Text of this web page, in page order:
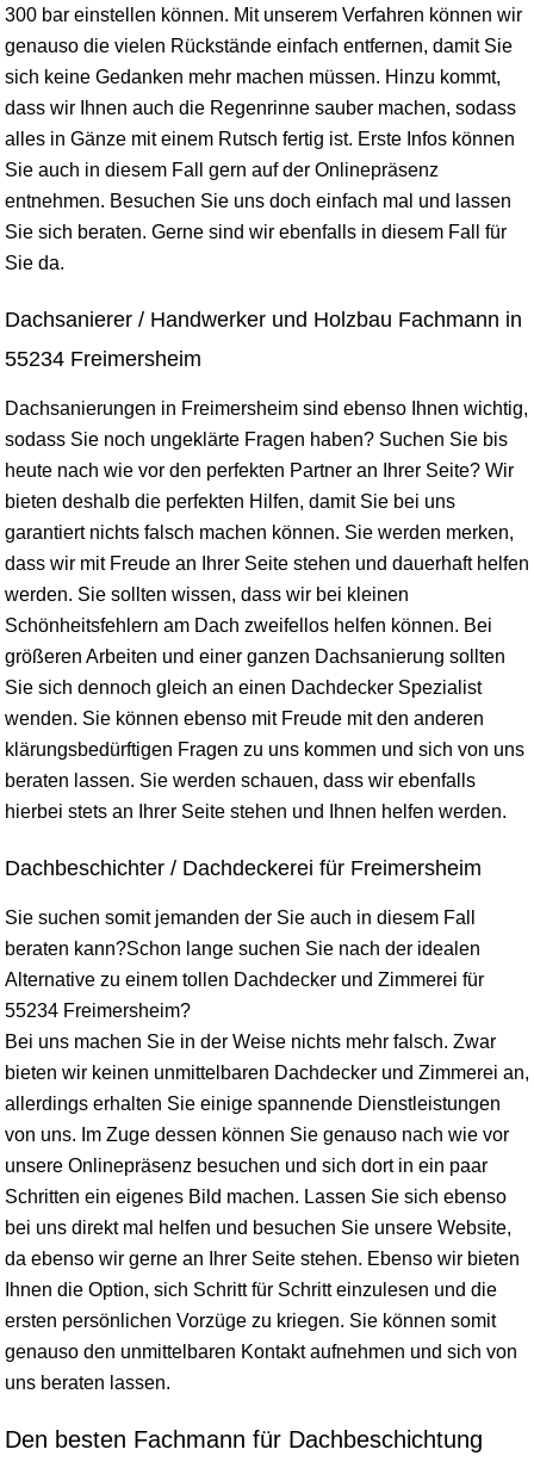
300 bar einstellen können. Mit unserem Verfahren können wir
genauso die vielen Rückstände einfach entfernen, damit Sie
sich keine Gedanken mehr machen müssen. Hinzu kommt,
dass wir Ihnen auch die Regenrinne sauber machen, sodass
alles in Gänze mit einem Rutsch fertig ist. Erste Infos können
Sie auch in diesem Fall gern auf der Onlinepräsenz
entnehmen. Besuchen Sie uns doch einfach mal und lassen
Sie sich beraten. Gerne sind wir ebenfalls in diesem Fall für
Sie da.
Dachsanierer / Handwerker und Holzbau Fachmann in
55234 Freimersheim
Dachsanierungen in Freimersheim sind ebenso Ihnen wichtig,
sodass Sie noch ungeklärte Fragen haben? Suchen Sie bis
heute nach wie vor den perfekten Partner an Ihrer Seite? Wir
bieten deshalb die perfekten Hilfen, damit Sie bei uns
garantiert nichts falsch machen können. Sie werden merken,
dass wir mit Freude an Ihrer Seite stehen und dauerhaft helfen
werden. Sie sollten wissen, dass wir bei kleinen
Schönheitsfehlern am Dach zweifellos helfen können. Bei
größeren Arbeiten und einer ganzen Dachsanierung sollten
Sie sich dennoch gleich an einen Dachdecker Spezialist
wenden. Sie können ebenso mit Freude mit den anderen
klärungsbedürftigen Fragen zu uns kommen und sich von uns
beraten lassen. Sie werden schauen, dass wir ebenfalls
hierbei stets an Ihrer Seite stehen und Ihnen helfen werden.
Dachbeschichter / Dachdeckerei für Freimersheim
Sie suchen somit jemanden der Sie auch in diesem Fall
beraten kann?Schon lange suchen Sie nach der idealen
Alternative zu einem tollen Dachdecker und Zimmerei für
55234 Freimersheim?
Bei uns machen Sie in der Weise nichts mehr falsch. Zwar
bieten wir keinen unmittelbaren Dachdecker und Zimmerei an,
allerdings erhalten Sie einige spannende Dienstleistungen
von uns. Im Zuge dessen können Sie genauso nach wie vor
unsere Onlinepräsenz besuchen und sich dort in ein paar
Schritten ein eigenes Bild machen. Lassen Sie sich ebenso
bei uns direkt mal helfen und besuchen Sie unsere Website,
da ebenso wir gerne an Ihrer Seite stehen. Ebenso wir bieten
Ihnen die Option, sich Schritt für Schritt einzulesen und die
ersten persönlichen Vorzüge zu kriegen. Sie können somit
genauso den unmittelbaren Kontakt aufnehmen und sich von
uns beraten lassen.
Den besten Fachmann für Dachbeschichtung